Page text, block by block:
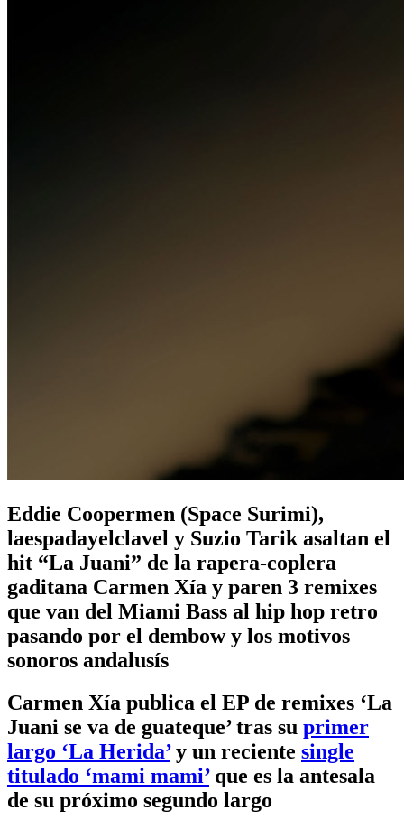
Eddie Coopermen (Space Surimi),
laespadayelclavel y Suzio Tarik asaltan el
hit “La Juani” de la rapera-coplera
gaditana Carmen Xía y paren 3 remixes
que van del Miami Bass al hip hop retro
pasando por el dembow y los motivos
sonoros andalusís
Carmen Xía publica el EP de remixes ‘La
Juani se va de guateque’ tras su primer
largo ‘La Herida’y un reciente single
titulado ‘mami mami’que es la antesala
de su próximo segundo largo